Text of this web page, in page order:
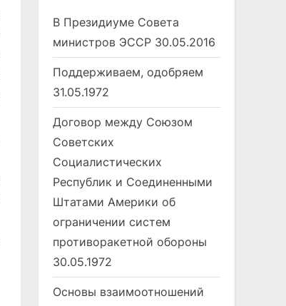
В Президиуме Совета
министров ЭССР 30.05.2016
Поддерживаем, одобряем
31.05.1972
Договор между Союзом
Советских
Социалистических
Республик и Соединенными
Штатами Америки об
ограничении систем
противоракетной обороны
30.05.1972
Основы взаимоотношений